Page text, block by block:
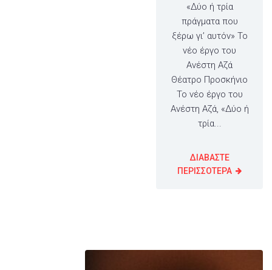
«Δύο ή τρία
πράγματα που
ξέρω γι’ αυτόν» Το
νέο έργο του
Ανέστη Αζά
Θέατρο Προσκήνιο
Το νέο έργο του
Ανέστη Αζά, «Δύο ή
τρία...
ΔΙΑΒΑΣΤΕ
ΠΕΡΙΣΣΟΤΕΡΑ